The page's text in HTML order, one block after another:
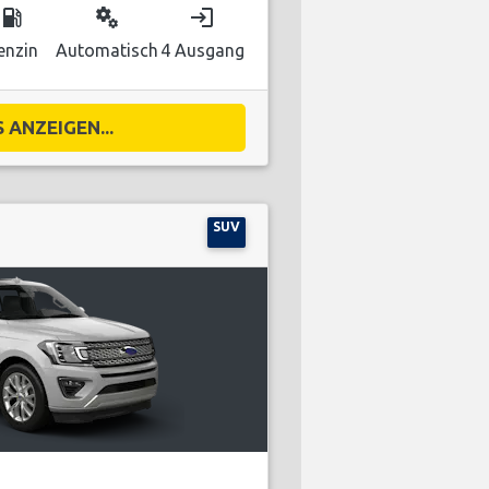
local_gas_station miscellaneous_services
Automatisch
login
4 Ausgang
ANZEIGEN...
SUV